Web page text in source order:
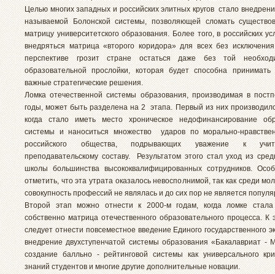
Целью многих западных и российских элитных кругов стало
называемой Болонской системы, позволяющей сломать
матрицу университетского образования. Более того, в российских
внедряться матрица «второго коридора» для всех без
перспективе грозит стране остаться даже без той
образовательной прослойки, которая будет способна принимать
важные стратегические решения.
Ломка отечественной системы образования, производимая в
годы, может быть разделена на 2 этапа. Первый из них
когда стало иметь место хроническое недофинансирование
системы и наноситься множество ударов по морально-
российского общества, подрывающих уважение к
преподавательскому составу. Результатом этого стал уход из
школы большинства высококвалифицированных сотрудников.
отметить, что эта утрата оказалось невосполнимой, так как среди
совокупность профессий не являлась и до сих пор не является
Второй этап можно отнести к 2000-м годам, когда ломке стала
собственно матрица отечественного образовательного процесса. К
следует отнести повсеместное введение Единого государственного
внедрение двухступенчатой системы образования «Бакалавриат -
создание балльно - рейтинговой системы как универсального
знаний студентов и многие другие дополнительные новации.